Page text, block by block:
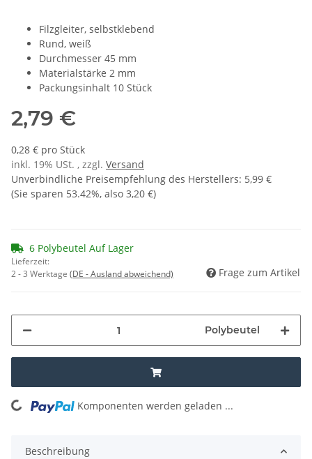
Filzgleiter, selbstklebend
Rund, weiß
Durchmesser 45 mm
Materialstärke 2 mm
Packungsinhalt 10 Stück
2,79 €
0,28 € pro Stück
inkl. 19% USt. , zzgl. Versand
Unverbindliche Preisempfehlung des Herstellers: 5,99 €
(Sie sparen 53.42%, also 3,20 €)
6 Polybeutel Auf Lager
Lieferzeit:
2 - 3 Werktage (DE - Ausland abweichend) Frage zum Artikel
Polybeutel
Loading... Komponenten werden geladen ...
Beschreibung